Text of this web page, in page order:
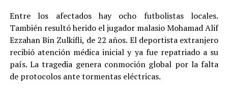
Entre los afectados hay ocho futbolistas locales.
También resultó herido el jugador malasio Mohamad Alif
Ezzahan Bin Zulkifli, de 22 años. El deportista extranjero
recibió atención médica inicial y ya fue repatriado a su
país. La tragedia genera conmoción global por la falta
de protocolos ante tormentas eléctricas.